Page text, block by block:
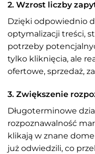
2. Wzrost liczby
Dzięki odpowiednio
optymalizacji treści,
potrzeby
tylko kliknięcia, ale
ofertowe, sprzedaż,
3. Zwiększenie
Długoterminowe
rozpoznawalność
klikają w znane
już odwiedzili, co